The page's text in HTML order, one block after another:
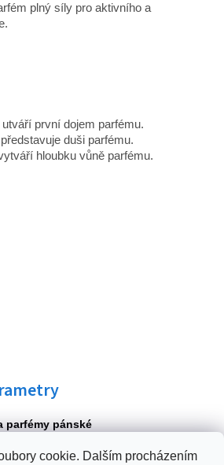
cookie. Dalším procházením
plný síly pro aktivního a
první dojem parfému.
duši parfému.
hloubku vůně parfému.
parfémy pánské